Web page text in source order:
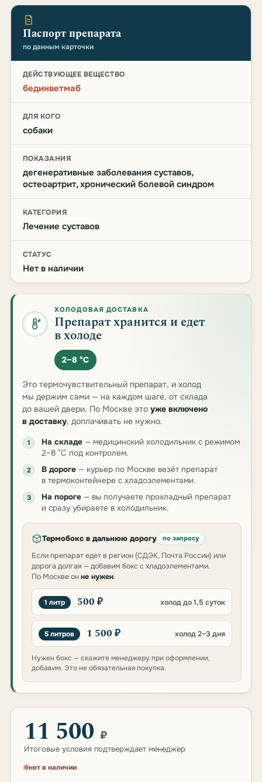
Паспорт препарата
по данным карточки
ДЕЙСТВУЮЩЕЕ ВЕЩЕСТВО
бединветмаб
ДЛЯ КОГО
собаки
ПОКАЗАНИЯ
дегенеративные заболевания суставов,
остеоартрит, хронический болевой синдром
КАТЕГОРИЯ
Лечение суставов
СТАТУС
Нет в наличии
ХОЛОДОВАЯ ДОСТАВКА
Препарат хранится и едет
в холоде
2–8 °C
Это термочувствительный препарат, и холод
мы держим сами — на каждом шаге, от склада
до вашей двери. По Москве это уже включено
в доставку, доплачивать не нужно.
1 На складе — медицинский холодильник с режимом
2–8 °C под контролем.
2 В дороге — курьер по Москве везёт препарат
в термоконтейнере с хладоэлементами.
3 На пороге — вы получаете прохладный препарат
и сразу убираете в холодильник.
Термобокс в дальнюю дорогу по запросу
Если препарат едет в регион (СДЭК, Почта России) или
дорога долгая — добавим бокс с хладоэлементами.
По Москве онне нужен.
1 литр 500 ₽ холод до 1,5 суток
5 литров 1 500 ₽ холод 2–3 дня
Нужен бокс — скажите менеджеру при оформлении,
добавим. Это не обязательная покупка.
11 500 ₽
Итоговые условия подтверждает менеджер
нет в наличии